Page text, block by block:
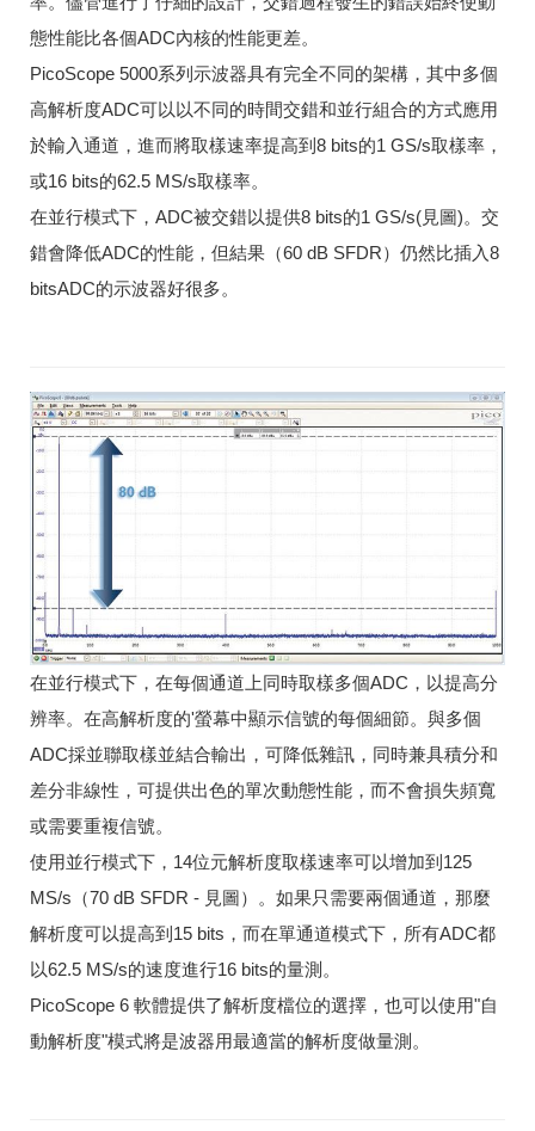
態性能比各個ADC內核的性能更差。
PicoScope 5000系列示波器具有完全不同的架構，其中多個
高解析度ADC可以以不同的時間交錯和並行組合的方式應用
於輸入通道，進而將取樣速率提高到8 bits的1 GS/s取樣率，
或16 bits的62.5 MS/s取樣率。
在並行模式下，ADC被交錯以提供8 bits的1 GS/s(見圖)。交
錯會降低ADC的性能，但結果（60 dB SFDR）仍然比插入8
bitsADC的示波器好很多。
在並行模式下，在每個通道上同時取樣多個ADC，以提高分
辨率。在高解析度的'螢幕中顯示信號的每個細節。與多個
ADC採並聯取樣並結合輸出，可降低雜訊，同時兼具積分和
差分非線性，可提供出色的單次動態性能，而不會損失頻寬
或需要重複信號。
使用並行模式下，14位元解析度取樣速率可以增加到125
MS/s（70 dB SFDR - 見圖）。如果只需要兩個通道，那麼
解析度可以提高到15 bits，而在單通道模式下，所有ADC都
以62.5 MS/s的速度進行16 bits的量測。
PicoScope 6 軟體提供了解析度檔位的選擇，也可以使用"自
動解析度"模式將是波器用最適當的解析度做量測。